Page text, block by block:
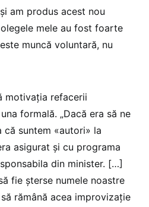
am produs acest nou
mele au fost foarte
muncă voluntară, nu
motivația refacerii
formală. „Dacă era să ne
că suntem «autori» la
asigurat și cu programa
din minister. […]
fie șterse numele noastre
rămână acea improvizație